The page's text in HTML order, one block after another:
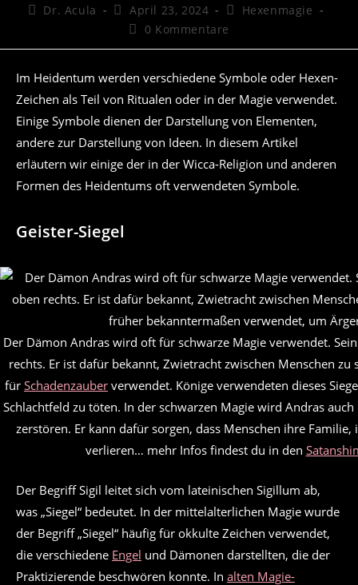
Beitrags-
Dr. Acula
Beitrag
veröffentlicht:
April 23, 2024
Beitrags-
Kategorie:
Hexenmagie
Beitrags-
0 Kommentare
Im Heidentum werden verschiedene Symbole oder Hexen-
Zeichen als Teil von Ritualen oder in der Magie verwendet.
Einige Symbole dienen der Darstellung von Elementen,
andere zur Darstellung von Ideen. In diesem Artikel
erläutern wir einige der in der Wicca-Religion und anderen
Formen des Heidentums oft verwendeten Symbole.
Geister-Siegel
Der Dämon Andras wird oft für schwarze Magie verwendet.
rechts. Er ist dafür bekannt, Zwietracht zwischen Menschen
für Schadenzauber verwendet. Könige verwendeten dieses
Schlachtfeld zu töten. In der schwarzen Magie wird Andras
zerstören. Er kann dafür sorgen, dass Menschen ihre Familie,
verlieren… mehr Infos findest du in den
Der Begriff Sigil leitet sich vom lateinischen Sigillum ab,
was „Siegel“ bedeutet. In der mittelalterlichen Magie wurde
der Begriff „Siegel“ häufig für okkulte Zeichen verwendet,
die verschiedene Engel und Dämonen darstellten, die der
Praktizierende beschwören konnte. In alten Magie-